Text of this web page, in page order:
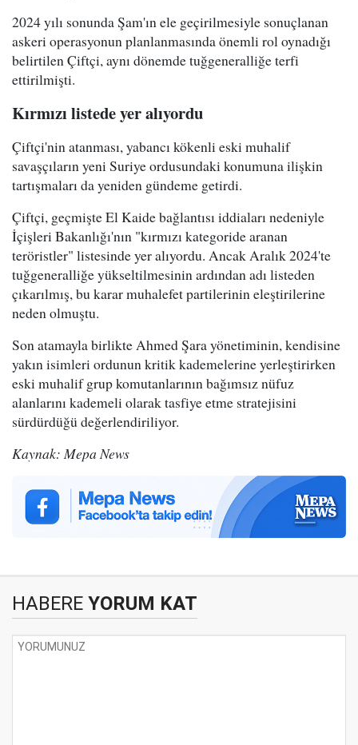
2024 yılı sonunda Şam'ın ele geçirilmesiyle sonuçlanan
askeri operasyonun planlanmasında önemli rol oynadığı
belirtilen Çiftçi, aynı dönemde tuğgeneralliğe terfi
ettirilmişti.
Kırmızı listede yer alıyordu
Çiftçi'nin atanması, yabancı kökenli eski muhalif
savaşçıların yeni Suriye ordusundaki konumuna ilişkin
tartışmaları da yeniden gündeme getirdi.
Çiftçi, geçmişte El Kaide bağlantısı iddiaları nedeniyle
İçişleri Bakanlığı'nın "kırmızı kategoride aranan
teröristler" listesinde yer alıyordu. Ancak Aralık 2024'te
tuğgeneralliğe yükseltilmesinin ardından adı listeden
çıkarılmış, bu karar muhalefet partilerinin eleştirilerine
neden olmuştu.
Son atamayla birlikte Ahmed Şara yönetiminin, kendisine
yakın isimleri ordunun kritik kademelerine yerleştirirken
eski muhalif grup komutanlarının bağımsız nüfuz
alanlarını kademeli olarak tasfiye etme stratejisini
sürdürdüğü değerlendiriliyor.
Kaynak: Mepa News
HABERE YORUM KAT